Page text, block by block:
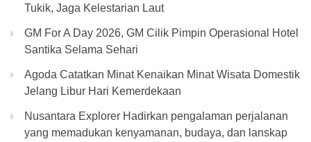
Tukik, Jaga Kelestarian Laut
GM For A Day 2026, GM Cilik Pimpin Operasional Hotel
Santika Selama Sehari
Agoda Catatkan Minat Kenaikan Minat Wisata Domestik
Jelang Libur Hari Kemerdekaan
Nusantara Explorer Hadirkan pengalaman perjalanan
yang memadukan kenyamanan, budaya, dan lanskap